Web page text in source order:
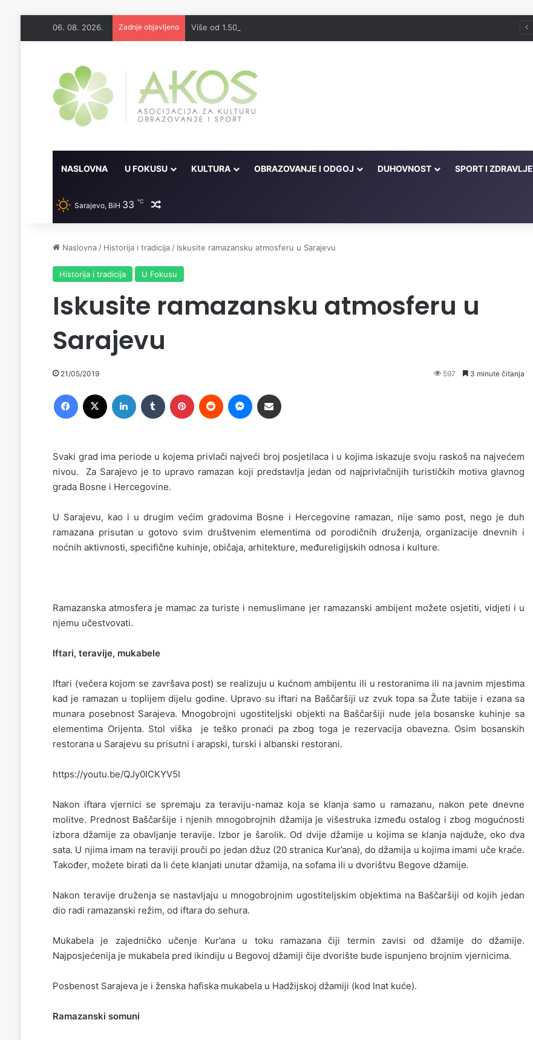
06. 08. 2026. Zadnje objavljeno Više od 1.500 učesnika pohodilo Ćorkovaču u znak sjećanja na Izeta Nanića
NASLOVNA U FOKUSU KULTURA OBRAZOVANJE I ODGOJ DUHOVNOST SPORT I ZDRAVLJE
Sarajevo, BiH 33 ℃ Random članak
Naslovna / Historija i tradicija / Iskusite ramazansku atmosferu u Sarajevu
Historija i tradicija U Fokusu
Iskusite ramazansku atmosferu u
Sarajevu
21/05/2019 597 3 minute čitanja
Svaki grad ima periode u kojema privlači najveći broj posjetilaca i u kojima iskazuje svoju raskoš na najvećem
nivou. Za Sarajevo je to upravo ramazan koji predstavlja jedan od najprivlačnijih turističkih motiva glavnog
grada Bosne i Hercegovine.
U Sarajevu, kao i u drugim većim gradovima Bosne i Hercegovine ramazan, nije samo post, nego je duh
ramazana prisutan u gotovo svim društvenim elementima od porodičnih druženja, organizacije dnevnih i
noćnih aktivnosti, specifične kuhinje, običaja, arhitekture, međureligijskih odnosa i kulture.
Ramazanska atmosfera je mamac za turiste i nemuslimane jer ramazanski ambijent možete osjetiti, vidjeti i u
njemu učestvovati.
Iftari, teravije, mukabele
Iftari (večera kojom se završava post) se realizuju u kućnom ambijentu ili u restoranima ili na javnim mjestima
kad je ramazan u toplijem dijelu godine. Upravo su iftari na Baščaršiji uz zvuk topa sa Žute tabije i ezana sa
munara posebnost Sarajeva. Mnogobrojni ugostiteljski objekti na Baščaršiji nude jela bosanske kuhinje sa
elementima Orijenta. Stol viška je teško pronaći pa zbog toga je rezervacija obavezna. Osim bosanskih
restorana u Sarajevu su prisutni i arapski, turski i albanski restorani.
https://youtu.be/QJy0ICKYV5I
Nakon iftara vjernici se spremaju za teraviju-namaz koja se klanja samo u ramazanu, nakon pete dnevne
molitve. Prednost Baščaršije i njenih mnogobrojnih džamija je višestruka između ostalog i zbog mogućnosti
izbora džamije za obavljanje teravije. Izbor je šarolik. Od dvije džamije u kojima se klanja najduže, oko dva
sata. U njima imam na teraviji prouči po jedan džuz (20 stranica Kur’ana), do džamija u kojima imami uče kraće.
Također, možete birati da li ćete klanjati unutar džamija, na sofama ili u dvorištvu Begove džamije.
Nakon teravije druženja se nastavljaju u mnogobrojnim ugostiteljskim objektima na Baščaršiji od kojih jedan
dio radi ramazanski režim, od iftara do sehura.
Mukabela je zajedničko učenje Kur’ana u toku ramazana čiji termin zavisi od džamije do džamije.
Najposjećenija je mukabela pred ikindiju u Begovoj džamiji čije dvorište bude ispunjeno brojnim vjernicima.
Posbenost Sarajeva je i ženska hafiska mukabela u Hadžijskoj džamiji (kod Inat kuće).
Ramazanski somuni